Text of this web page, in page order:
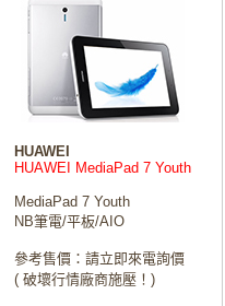
HUAWEI
HUAWEI MediaPad 7 Youth
MediaPad 7 Youth
NB筆電/平板/AIO
參考售價：請立即來電詢價
( 破壞行情廠商施壓！)